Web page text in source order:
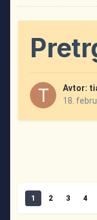
Avtor:
18.
1 2 3 4